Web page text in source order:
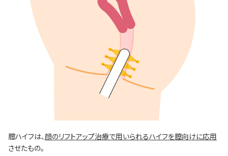
膣ハイフは、顔のリフトアップ治療で用いられるハイフを膣向けに応用
させたもの。